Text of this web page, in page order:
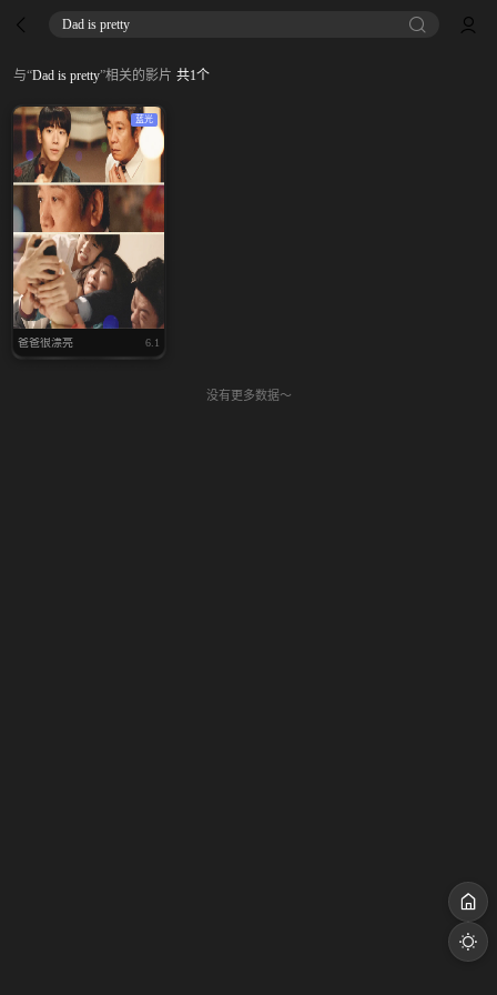
Dad is pretty
与“Dad is pretty”相关的影片 共1个
蓝光
爸爸很漂亮 6.1
没有更多数据～